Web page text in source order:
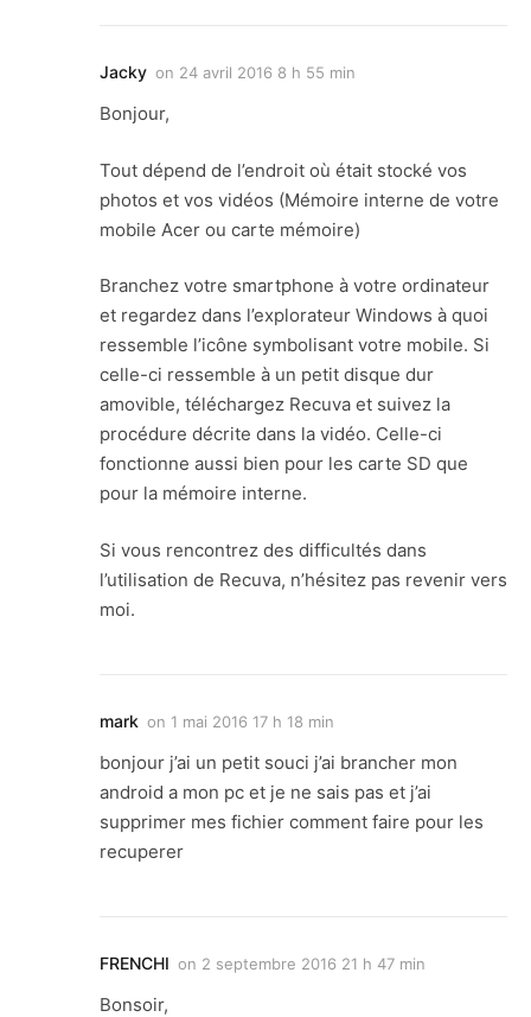
Jacky on 24 avril 2016 8 h 55 min
Bonjour,
Tout dépend de l’endroit où était stocké vos
photos et vos vidéos (Mémoire interne de votre
mobile Acer ou carte mémoire)
Branchez votre smartphone à votre ordinateur
et regardez dans l’explorateur Windows à quoi
ressemble l’icône symbolisant votre mobile. Si
celle-ci ressemble à un petit disque dur
amovible, téléchargez Recuva et suivez la
procédure décrite dans la vidéo. Celle-ci
fonctionne aussi bien pour les carte SD que
pour la mémoire interne.
Si vous rencontrez des difficultés dans
l’utilisation de Recuva, n’hésitez pas revenir vers
moi.
mark on 1 mai 2016 17 h 18 min
bonjour j’ai un petit souci j’ai brancher mon
android a mon pc et je ne sais pas et j’ai
supprimer mes fichier comment faire pour les
recuperer
FRENCHI on 2 septembre 2016 21 h 47 min
Bonsoir,